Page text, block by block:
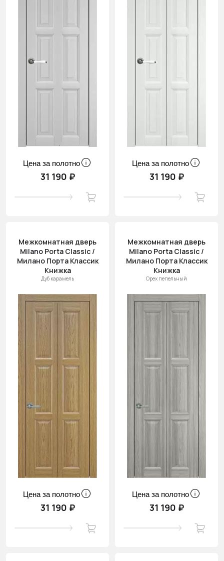
Цена за полотно
31 190 ₽
Цена за полотно
31 190 ₽
Межкомнатная дверь
Milano Porta Classic /
Милано Порта Классик
Книжка
Дуб карамель
Цена за полотно
31 190 ₽
Межкомнатная дверь
Milano Porta Classic /
Милано Порта Классик
Книжка
Орех пепельный
Цена за полотно
31 190 ₽